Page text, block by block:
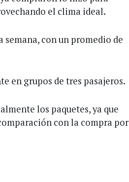
el clima ideal.
semana, con un promedio de
en grupos de tres pasajeros.
los paquetes, ya que
con la compra por